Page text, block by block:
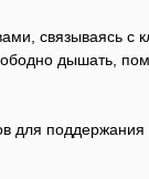
связываясь с
дышать,
для поддержания